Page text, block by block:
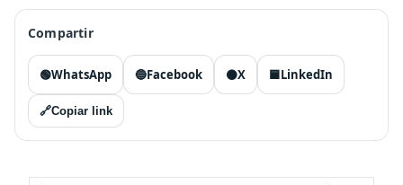
Compartir
🟢WhatsApp 🔵Facebook ⚫X 🟦LinkedIn
🔗Copiar link